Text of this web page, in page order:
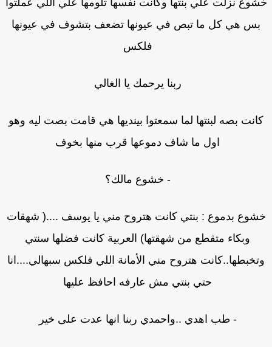
نزلت علي بنتها وكانت نفسها تلومها علي اللي عملتوا
بس هي كل ما تبص في عيونها تضعف بتشوف في عيونها
فلكس
ربنا يرحمك يا الغالي
بصه لبنتها لما سمعتوا بينديها هي قامت بصت ليه وهو
اول ما شاف دموعها قرب منها بخوف
- خشوع مالك؟
بدموع : بنتي كانت هتروح مني يا يوسف ....( شهقات
وبكاء متقطع من شهقتها) العربية كانت فضلها سنتي
هتروح مني الأمانة اللي فلكس سبهالي....انا
حتي بنتي مش عارفه احافظ عليها
- طب اهدي ..واحمدي ربنا انها عدت على خير